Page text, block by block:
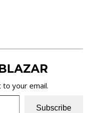
your email.
Subscribe